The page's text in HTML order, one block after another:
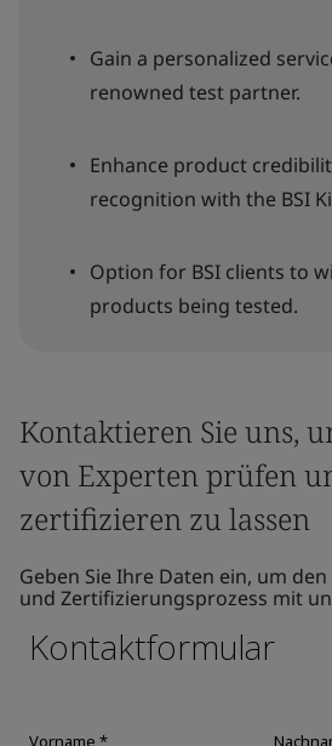
Gain a personalized
renowned test partner.
Enhance product
recognition with the BSI
Option for BSI clients to
products being tested.
Kontaktieren Sie uns,
von Experten prüfen
zertifizieren zu lassen
Geben Sie Ihre Daten ein, um
und Zertifizierungsprozess mit